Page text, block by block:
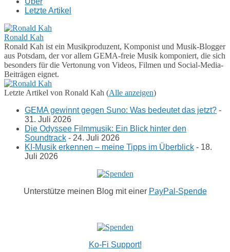
Letzte Artikel
Ronald Kah
Ronald Kah ist ein Musikproduzent, Komponist und Musik-Blogger
aus Potsdam, der vor allem GEMA-freie Musik komponiert, die sich
besonders für die Vertonung von Videos, Filmen und Social-Media-
Beiträgen eignet.
Letzte Artikel von Ronald Kah (Alle anzeigen)
GEMA gewinnt gegen Suno: Was bedeutet das jetzt? -
31. Juli 2026
Die Odyssee Filmmusik: Ein Blick hinter den
Soundtrack - 24. Juli 2026
KI-Musik erkennen – meine Tipps im Überblick - 18.
Juli 2026
Unterstütze meinen Blog mit einer PayPal-Spende
Ko-Fi Support!